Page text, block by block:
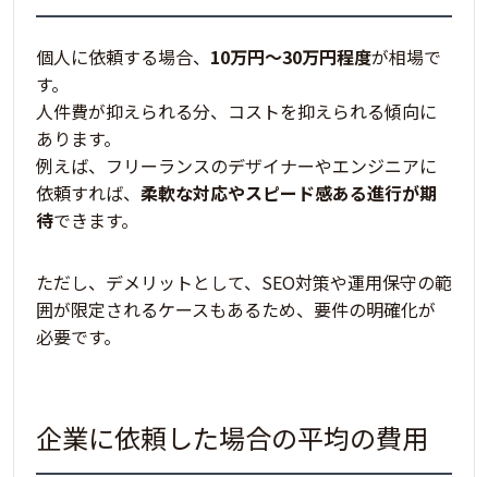
個人に依頼する場合、 10万円〜30万円程度が相場で
す。
人件費が抑えられる分、コストを抑えられる傾向に
あります。
例えば、フリーランスのデザイナーやエンジニアに
依頼すれば、 柔軟な対応やスピード感ある進行が期
待できます。
ただし、デメリットとして、 SEO対策や運用保守の範
囲が限定されるケースもあるため、要件の明確化が
必要です。
企業に依頼した場合の平均の費用